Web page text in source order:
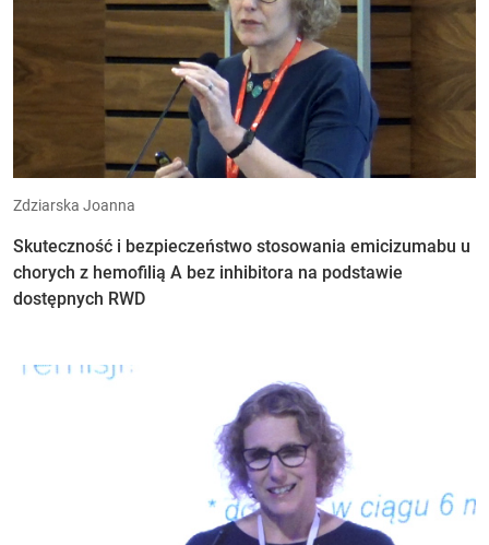
Zdziarska Joanna
Skuteczność i bezpieczeństwo stosowania emicizumabu u
chorych z hemofilią A bez inhibitora na podstawie
dostępnych RWD